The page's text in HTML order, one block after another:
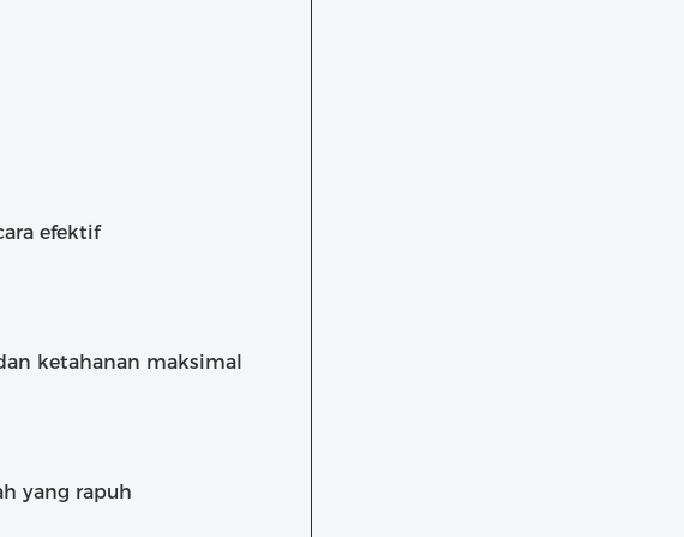
efektif
ketahanan maksimal
yang rapuh